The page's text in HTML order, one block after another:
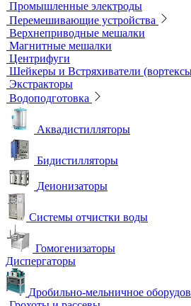
Холодильники лабораторные
Шкафы общелабораторные
Штативы лабораторные
Электрохимическое оборудование
pH-метры
Иономеры
Кислородомеры
Кондуктометры
Лабораторные электроды
Мультипараметровые приборы
ОВП-метры
Оксиметры
Промышленные электроды
Перемешивающие устройства
Верхнеприводные мешалки
Магнитные мешалки
Центрифуги
Шейкеры и Встряхиватели (вортексы)
Экстракторы
Водоподготовка